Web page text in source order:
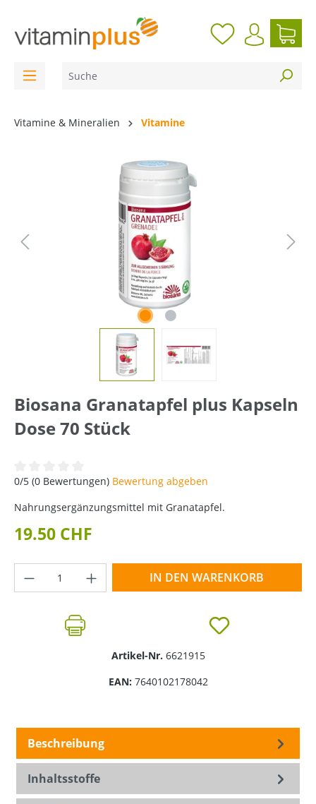
Vitamine & Mineralien Vitamine
Biosana Granatapfel plus Kapseln
Dose 70 Stück
Durchschnittliche Bewertung von 0 von 5 Sternen
0/5 (0 Bewertungen) Bewertung abgeben
Nahrungsergänzungsmittel mit Granatapfel.
19.50 CHF
Produkt Anzahl: Gib den gewünschten
IN DEN WARENKORB
Artikel-Nr. 6621915
EAN: 7640102178042
Beschreibung
Inhaltsstoffe